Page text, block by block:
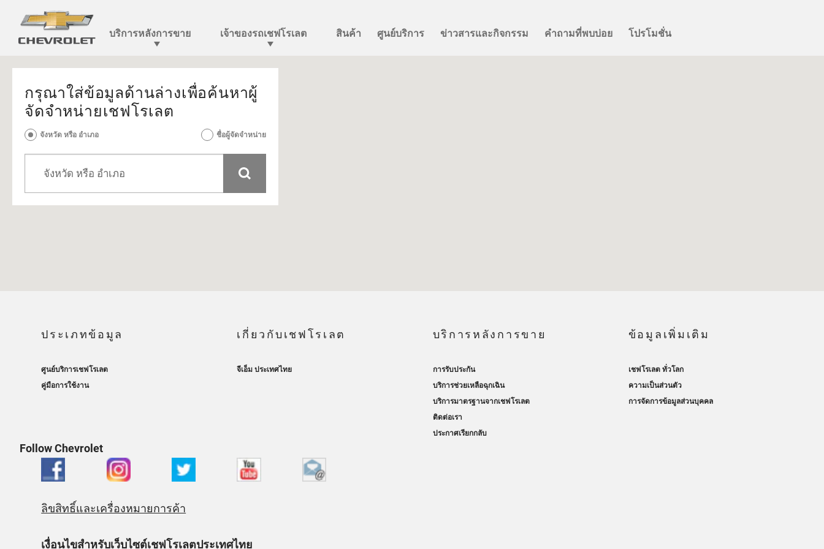
กรุณาใส่ข้อมูลด้านล่างเพื่อค้นหาผู้
จัดจำหน่ายเชฟโรเลต
จังหวัด หรือ อำเภอ ชื่อผู้จัดจำหน่าย